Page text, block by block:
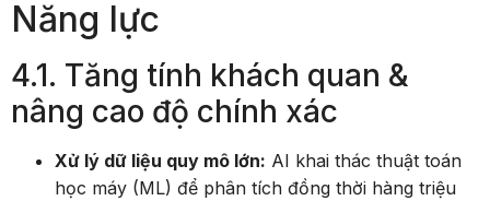
Năng lực
4.1. Tăng tính khách quan &
nâng cao độ chính xác
Xử lý dữ liệu quy mô lớn: AI khai thác thuật toán
học máy (ML) để phân tích đồng thời hàng triệu